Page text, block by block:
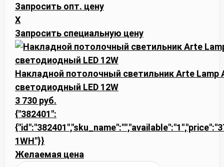
Запросить опт. цену
X
Запросить специальную цену
Накладной потолочный светильник Arte Lamp
светодиодный LED 12W
3 730 руб.
{"382401":
1WH"}}
Желаемая цена